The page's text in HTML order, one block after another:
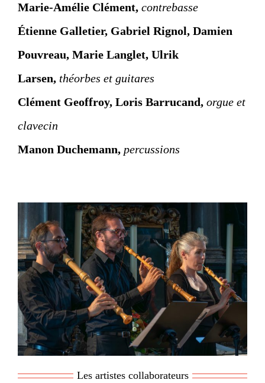
Marie-Amélie Clément, contrebasse
Étienne Galletier, Gabriel Rignol, Damien
Pouvreau, Marie Langlet, Ulrik
Larsen, théorbes et guitares
Clément Geoffroy, Loris Barrucand, orgue et
clavecin
Manon Duchemann, percussions
Les artistes collaborateurs